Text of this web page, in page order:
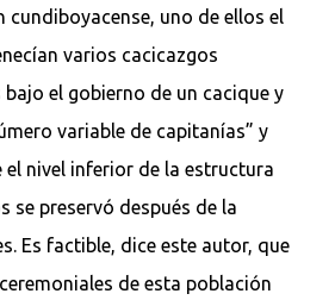
cundiboyacense, uno de ellos el
varios cacicazgos
el gobierno de un cacique y
variable de capitanías” y
el nivel inferior de la estructura
se preservó después de la
Es factible, dice este autor, que
de esta población